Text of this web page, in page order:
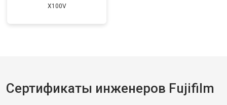
X100V
Сертификаты инженеров Fujifilm